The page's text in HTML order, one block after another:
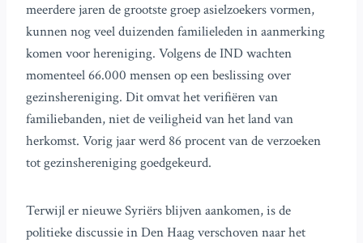
meerdere jaren de grootste groep asielzoekers vormen,
kunnen nog veel duizenden familieleden in aanmerking
komen voor hereniging. Volgens de IND wachten
momenteel 66.000 mensen op een beslissing over
gezinshereniging. Dit omvat het verifiëren van
familiebanden, niet de veiligheid van het land van
herkomst. Vorig jaar werd 86 procent van de verzoeken
tot gezinshereniging goedgekeurd.
Terwijl er nieuwe Syriërs blijven aankomen, is de
politieke discussie in Den Haag verschoven naar het